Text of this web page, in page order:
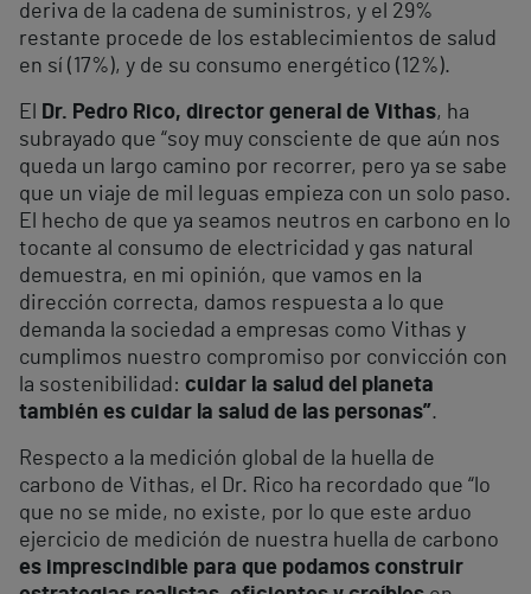
deriva de la cadena de suministros, y el 29%
restante procede de los establecimientos de salud
en sí (17%), y de su consumo energético (12%).
El Dr. Pedro Rico, director general de Vithas, ha
subrayado que “soy muy consciente de que aún nos
queda un largo camino por recorrer, pero ya se sabe
que un viaje de mil leguas empieza con un solo paso.
El hecho de que ya seamos neutros en carbono en lo
tocante al consumo de electricidad y gas natural
demuestra, en mi opinión, que vamos en la
dirección correcta, damos respuesta a lo que
demanda la sociedad a empresas como Vithas y
cumplimos nuestro compromiso por convicción con
la sostenibilidad: cuidar la salud del planeta
también es cuidar la salud de las personas”.
Respecto a la medición global de la huella de
carbono de Vithas, el Dr. Rico ha recordado que “lo
que no se mide, no existe, por lo que este arduo
ejercicio de medición de nuestra huella de carbono
es imprescindible para que podamos construir